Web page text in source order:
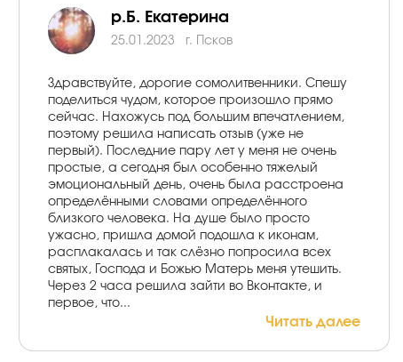
р.Б. Екатерина
25.01.2023 г. Псков
Здравствуйте, дорогие сомолитвенники. Спешу
поделиться чудом, которое произошло прямо
сейчас. Нахожусь под большим впечатлением,
поэтому решила написать отзыв (уже не
первый). Последние пару лет у меня не очень
простые, а сегодня был особенно тяжелый
эмоциональный день, очень была расстроена
определёнными словами определённого
близкого человека. На душе было просто
ужасно, пришла домой подошла к иконам,
расплакалась и так слёзно попросила всех
святых, Господа и Божью Матерь меня утешить.
Через 2 часа решила зайти во Вконтакте, и
первое, что...
Читать далее